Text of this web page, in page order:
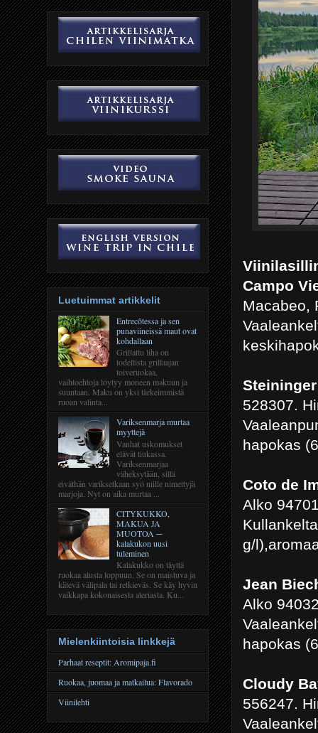
Campo
Macabeo,
528307.
hapokas
Coto de
Alko
g/
Jean
Alko
hapokas
Cloudy
556247.
Luetuimmat artikkelit
Entrecôtessa ja sen
punaviineissä maut ovat
kohdallaan
Grillattu liha on
todellista grillaajan
toiveruokaa,
vaihtoehtoja löytyy moneen makuun ja
suuntaan. Maku on yksi tärkeimmistä
ruoan valinta...
Variksenmarja murtaa
myyttejä
Vanhat uskomukset
elävät tiukassa.
Variksenmarjaa
väheksytään, sillä
eiväthän variksetkaan syö niille nimettyjä
marjoja. Nyt on aika murtaa ...
CITYKUKKO,
MAKUA JA
MUOTOA ─
kalakukon uusi
tuleminen
Kalakukko on täyttä
ruokaa alusta loppuun. Se on maistuva ja
kätevä välipala tai retkieväs. Se käy hyvin
vaikkapa kokonaisesta ateriasta. Ku...
Mielenkiintoisia linkkejä
Parhaat reseptit: Aromipaja.fi
Ruokaa, juomaa ja matkailua: Flavorado
Viinilehti